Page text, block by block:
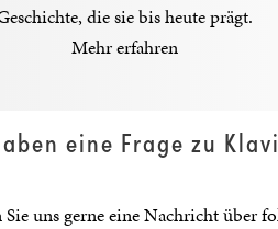
die sie bis heute prägt.
Mehr erfahren
eine Frage zu
Sie uns gerne eine Nachricht über